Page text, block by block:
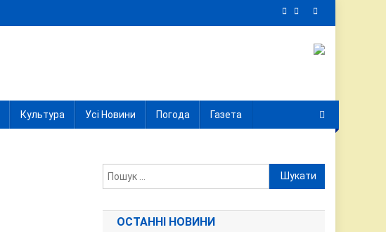
Культура Усі Новини Погода Газета
Пошук:
ОСТАННІ НОВИНИ